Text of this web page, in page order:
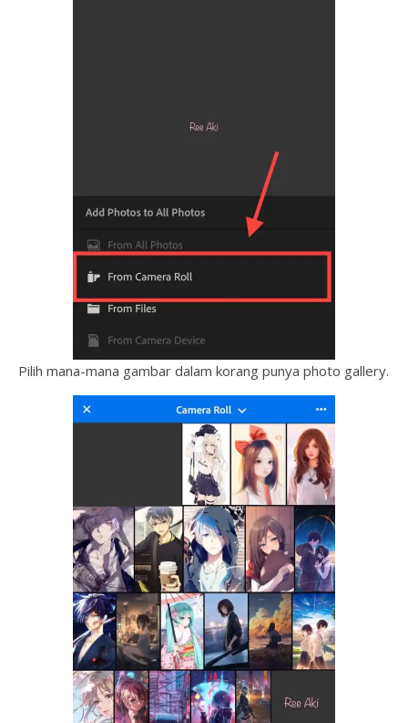
Pilih mana-mana gambar dalam korang punya photo gallery.